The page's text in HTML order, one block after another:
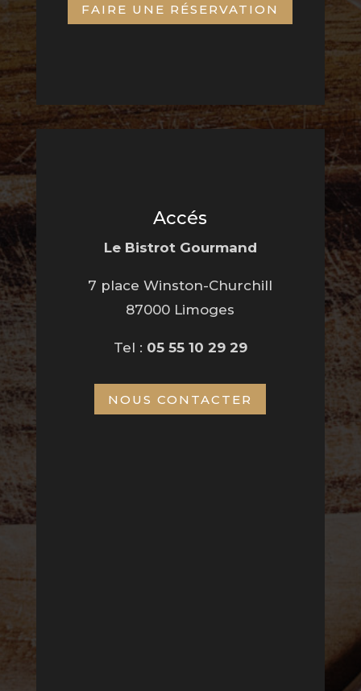
FAIRE UNE RÉSERVATION
Accés
Le Bistrot Gourmand
7 place Winston-Churchill
87000 Limoges
Tel : 05 55 10 29 29
NOUS CONTACTER